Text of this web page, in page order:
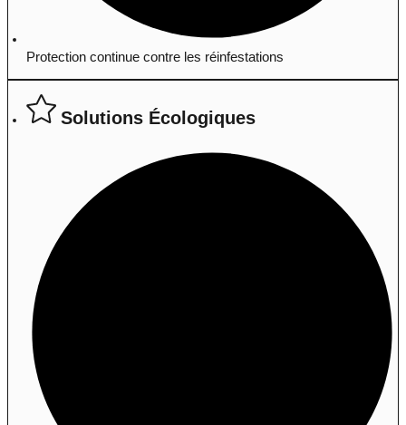
Protection continue contre les réinfestations
Solutions Écologiques